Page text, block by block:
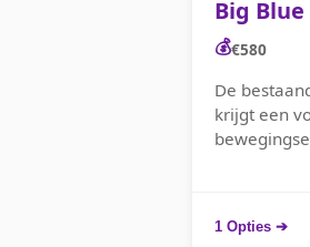
Big
💰€580
De
krijgt een
1 Opties ➔